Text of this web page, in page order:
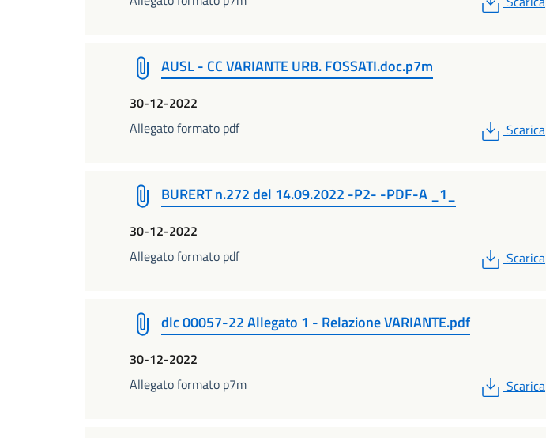
AUSL - CC VARIANTE URB. FOSSATI.doc.p7m
30-12-2022
Allegato formato pdf
PDF
Scarica
BURERT n.272 del 14.09.2022 -P2- -PDF-A _1_
30-12-2022
Allegato formato pdf
PDF
Scarica
dlc 00057-22 Allegato 1 - Relazione VARIANTE.pdf
30-12-2022
Allegato formato p7m
PDF
Scarica